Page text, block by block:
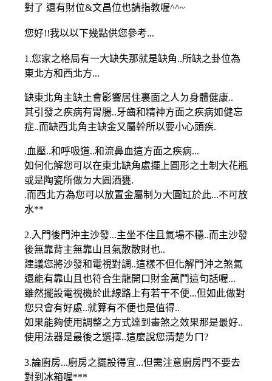
對了 還有財位&文昌位也請指教喔^^~
您好!!我以以下幾點供您參考...
1.您家之格局有一大缺失那就是缺角..所缺之卦位為
東北方和西北方...
缺東北角主缺土會影響居住裏面之人ㄉ身體健康..
其引發之疾病有胃腸..牙齒和精神方面之疾病如健忘
症..而缺西北角主缺金又屬幹所以要小心頭疾.
.血壓..和呼吸道..和流鼻血這方面之疾病...
如何化解您可以在東北缺角處擺上圓形之土制大花瓶
或是陶瓷所做ㄉ大圓酒甕.
.而西北方為您可以放置金屬制ㄉ大圓缸於此...不可放
水**
2.入門後門沖主沙發...主坐不住且氣場不穩..而主沙發
後無靠背主無靠山且氣散散財也..
建議您將沙發和電視對調..這樣不但化解門沖之煞氣
還能有靠山且也符合生龍開口財金萬鬥這句話喔...
雖然擺設電視機於此線路上有若干不便...但如此做對
您只會有好處..就算有不便也是值得..
如果能夠使用調整之方式達到畫煞之效果那是最好..
使用法器是最後之選擇..這麼說您清楚ㄌㄇ?
3.論廚房...廚房之擺設得宜...但需注意廚房門不要去
對到冰箱喔***